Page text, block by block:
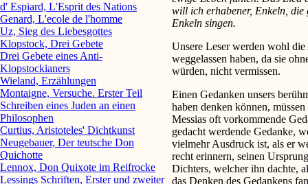
will ich erhabener, Enkeln, die
Enkeln singen.
Unsere Leser werden wohl
weggelassen haben, da sie
würden, nicht vermissen.
Einen Gedanken unsers
haben denken können,
Messias oft vorkommende
gedacht werdende Gedanke,
vielmehr Ausdruck ist, als er
recht erinnern, seinen
Dichters, welcher ihn dachte,
das Denken des Gedankens
d' Espiard, L'Esprit des Nations
Genard, L'ecole de l'homme
Uz, Sieg des Liebesgottes
Klopstock, Drei Gebete
Drei Gebete eines Anti-
Klopstockianers
Wieland, Erzählungen
Montaigne, Versuche. Erster Teil
Schreiben eines Juden an einen
Philosophen
Curtius, Aristoteles' Dichtkunst
Neugebauer, Der teutsche Don
Quichotte
Lennox, Don Quixote im Reifrocke
Lessings Schriften, Erster und zweiter